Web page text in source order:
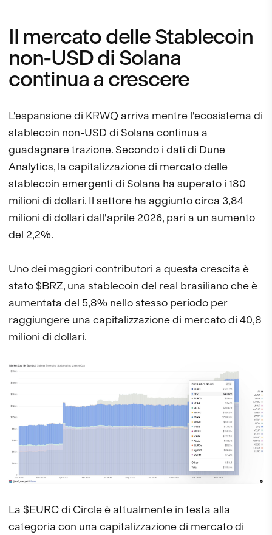
Il mercato delle Stablecoin
non-USD di Solana
continua a crescere
L'espansione di KRWQ arriva mentre l'ecosistema di
stablecoin non-USD di Solana continua a
guadagnare trazione. Secondo i dati di Dune
Analytics, la capitalizzazione di mercato delle
stablecoin emergenti di Solana ha superato i 180
milioni di dollari. Il settore ha aggiunto circa 3,84
milioni di dollari dall'aprile 2026, pari a un aumento
del 2,2%.
Uno dei maggiori contributori a questa crescita è
stato $BRZ, una stablecoin del real brasiliano che è
aumentata del 5,8% nello stesso periodo per
raggiungere una capitalizzazione di mercato di 40,8
milioni di dollari.
La $EURC di Circle è attualmente in testa alla
categoria con una capitalizzazione di mercato di